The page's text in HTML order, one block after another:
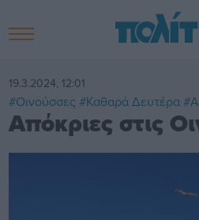
19.3.2024, 12:01
#Οινούσσες #Καθαρά Δευτέρα
Απόκριες στις